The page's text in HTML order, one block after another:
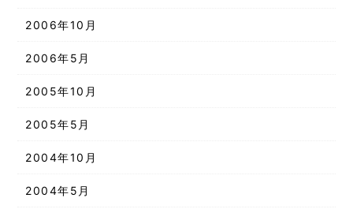
2006年10月
2006年5月
2005年10月
2005年5月
2004年10月
2004年5月